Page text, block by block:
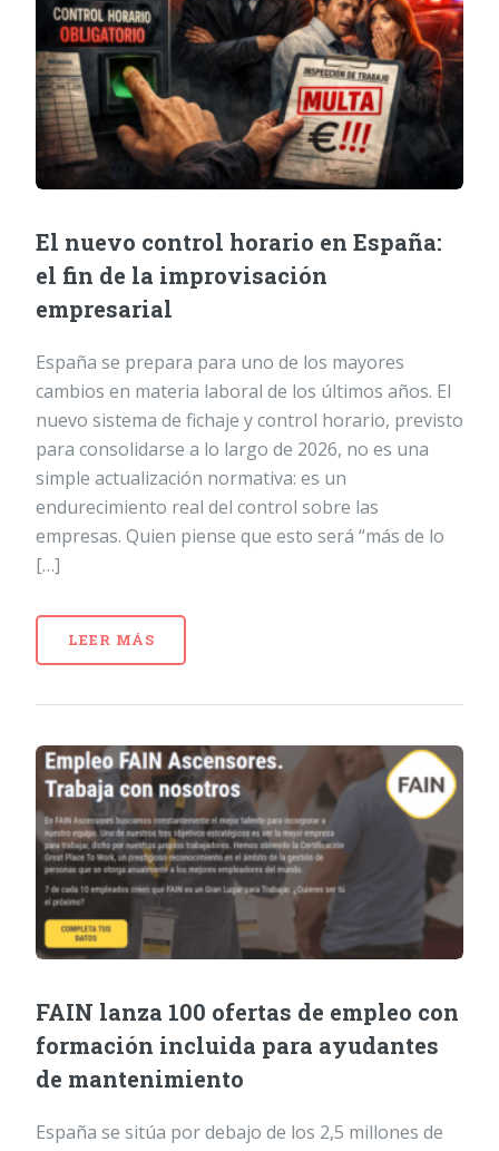
El nuevo control horario en España:
el fin de la improvisación
empresarial
España se prepara para uno de los mayores
cambios en materia laboral de los últimos años. El
nuevo sistema de fichaje y control horario, previsto
para consolidarse a lo largo de 2026, no es una
simple actualización normativa: es un
endurecimiento real del control sobre las
empresas. Quien piense que esto será “más de lo
[…]
LEER MÁS
FAIN lanza 100 ofertas de empleo con
formación incluida para ayudantes
de mantenimiento
España se sitúa por debajo de los 2,5 millones de